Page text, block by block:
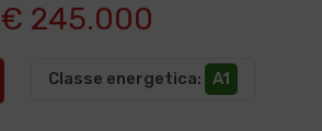
€ 245.000
Classe energetica: A1